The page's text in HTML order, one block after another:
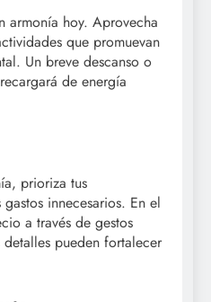
armonía hoy. Aprovecha
que promuevan
Un breve descanso o
de energía
prioriza tus
innecesarios. En el
a través de gestos
pueden fortalecer